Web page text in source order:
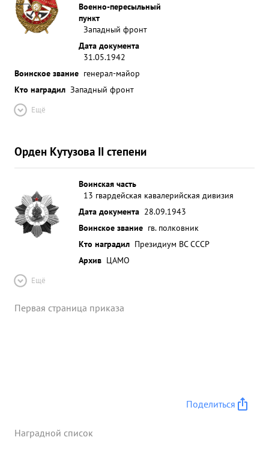
Военно-пересыльный
пункт
Западный фронт
Дата документа
31.05.1942
Воинское звание генерал-майор
Кто наградил Западный фронт
Ещё
Орден Кутузова II степени
Воинская часть
13 гвардейская кавалерийская дивизия
Дата документа 28.09.1943
Воинское звание гв. полковник
Кто наградил Президиум ВС СССР
Архив ЦАМО
Ещё
Первая страница приказа
Поделиться
Наградной список